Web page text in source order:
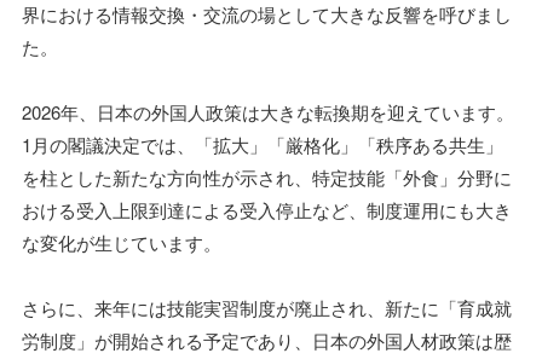
界における情報交換・交流の場として大きな反響を呼びまし
た。
2026年、日本の外国人政策は大きな転換期を迎えています。
1月の閣議決定では、「拡大」「厳格化」「秩序ある共生」
を柱とした新たな方向性が示され、特定技能「外食」分野に
おける受入上限到達による受入停止など、制度運用にも大き
な変化が生じています。
さらに、来年には技能実習制度が廃止され、新たに「育成就
労制度」が開始される予定であり、日本の外国人材政策は歴